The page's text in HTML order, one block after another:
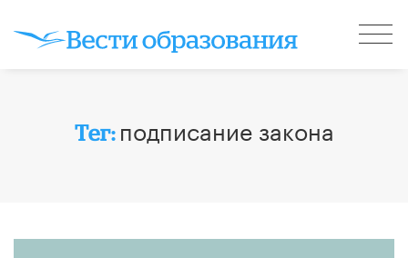
Тег: подписание закона